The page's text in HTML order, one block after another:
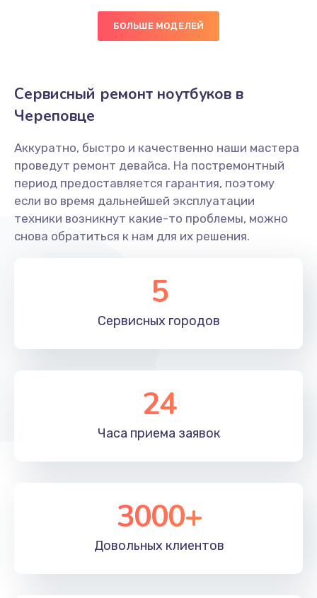
490 руб.
Замена вебкамеры
Замена USB порта
990 руб.
Заказать
Заказать
Ремонт петель крышки
Замена южного моста
2885 руб.
Заказать
2885 руб.
Заказать
Замена процессора
БОЛЬШЕ МОДЕЛЕЙ
Сервисный ремонт ноутбуков в
Череповце
Аккуратно, быстро и качественно наши мастера
проведут ремонт девайса. На постремонтный
период предоставляется гарантия, поэтому
если во время дальнейшей эксплуатации
техники возникнут какие-то проблемы, можно
снова обратиться к нам для их решения.
5
Сервисных городов
24
Часа приема заявок
3000+
Довольных клиентов